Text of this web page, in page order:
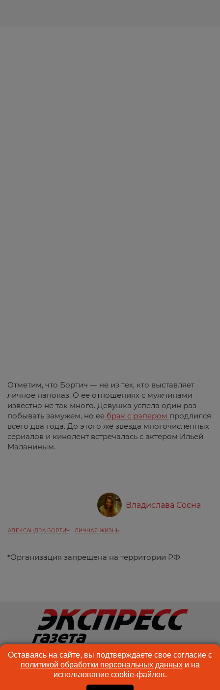
Отметим, что Бортич — не из тех, кто выставляет
личное напоказ. О ее отношениях с мужчинами
известно не так много. Девушка успела один раз
побывать замужем, но ее брак с рэпером продлился
всего два года. До этого же звезда многочисленных
сериалов и кинолент встречалась с актером Ильей
Маланиным.
Владислава Сосна
АЛЕКСАНДРА БОРТИЧ ЛИЧНАЯ ЖИЗНЬ
*Организация запрещена на территории РФ
© ООО «Спектр Медиа» 2026 Возрастная категория сайта: 18+
КОНТАКТЫ
РЕКЛАМА
КУКИ-ФАЙЛЫ
ПОЛЬЗОВАТЕЛЬСКОЕ
Оставаясь на сайте, вы подтверждаете свое согласие с
политикой обработки персональных данныхи на
использование cookie-файлов.